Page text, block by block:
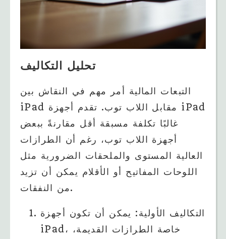
تحليل التكاليف
التبعات المالية أمر مهم في النقاش بين
iPad مقابل اللاب توب. تقدم أجهزة iPad
غالبًا تكلفة مسبقة أقل مقارنةً ببعض
أجهزة اللاب توب، رغم أن الطرازات
العالية المستوى والملحقات الضرورية مثل
اللوحات المفاتيح أو الأقلام يمكن أن تزيد
من النفقات.
التكاليف الأولية: يمكن أن تكون أجهزة
iPad، خاصة الطرازات القديمة،